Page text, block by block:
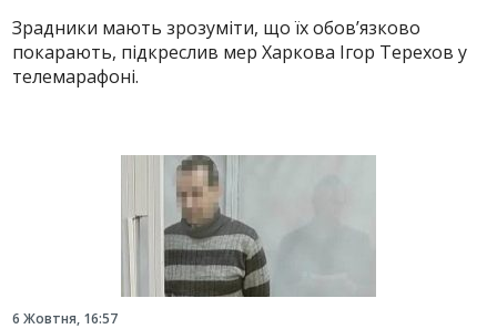
Зрадники мають зрозуміти, що їх обов’язково
покарають, підкреслив мер Харкова Ігор Терехов у
телемарафоні.
6 Жовтня, 16:57